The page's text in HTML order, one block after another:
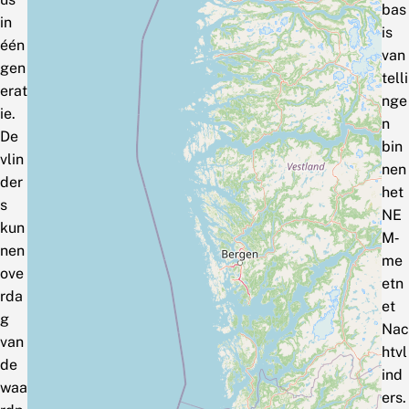
in
één
gen
erat
ie.
De
vlin
der
s
kun
nen
ove
rda
g
van
de
waa
bas
is
van
telli
nge
n
bin
nen
het
NE
M‑
me
etn
et
Nac
htvl
ind
ers.